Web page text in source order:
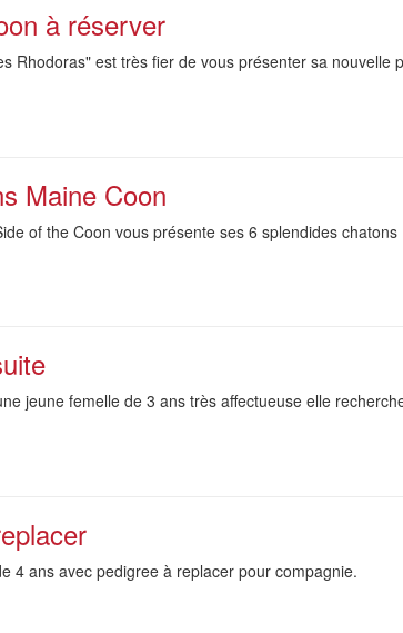
à réserver
Rhodoras" est très fier de vous présenter sa
Maine Coon
of the Coon vous présente ses 6 splendides
jeune femelle de 3 ans très affectueuse elle
4 ans avec pedigree à replacer pour compagnie.